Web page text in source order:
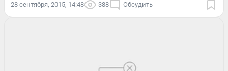
28 сентября, 2015, 14:48 388 Обсудить